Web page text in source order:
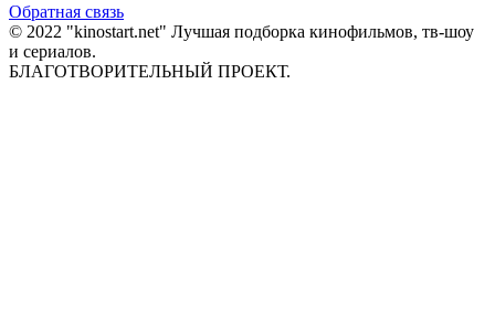
Обратная связь
© 2022 "kinostart.net" Лучшая подборка кинофильмов, тв-шоу
и сериалов.
БЛАГОТВОРИТЕЛЬНЫЙ ПРОЕКТ.